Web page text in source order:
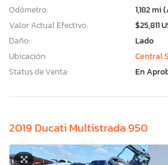
Odómetro:
1,182 mi
Valor Actual Efectivo:
$25,811
Daño:
Lado
Ubicación:
Central
Status de Venta:
En
2019 Ducati Multistrada 950